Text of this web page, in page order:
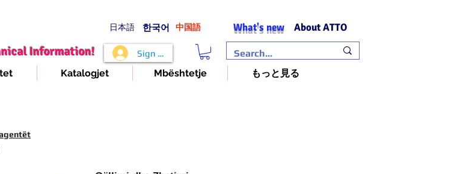
日本語 ​한국어 ​中国語 What's new About ATTO
Information! Sign In
Katalogjet Mbështetje もっと見る